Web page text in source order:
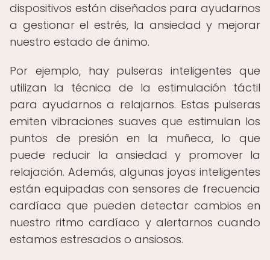
dispositivos están diseñados para ayudarnos
a gestionar el estrés, la ansiedad y mejorar
nuestro estado de ánimo.
Por ejemplo, hay pulseras inteligentes que
utilizan la técnica de la estimulación táctil
para ayudarnos a relajarnos. Estas pulseras
emiten vibraciones suaves que estimulan los
puntos de presión en la muñeca, lo que
puede reducir la ansiedad y promover la
relajación. Además, algunas joyas inteligentes
están equipadas con sensores de frecuencia
cardíaca que pueden detectar cambios en
nuestro ritmo cardíaco y alertarnos cuando
estamos estresados ​​o ansiosos.